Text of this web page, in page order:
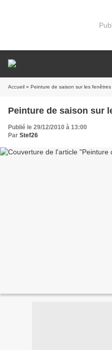
Accueil » Peinture de saison sur les fenêtres
Peinture de saison sur
Publié le 29/12/2010 à 13:00
Par Stef26